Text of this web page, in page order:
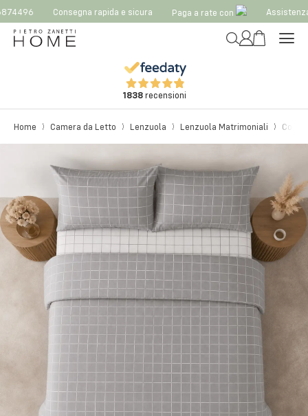
Consegna rapida e sicura Paga a rate con Assistenza
1838recensioni
Home Camera da Letto Lenzuola Lenzuola Matrimoniali